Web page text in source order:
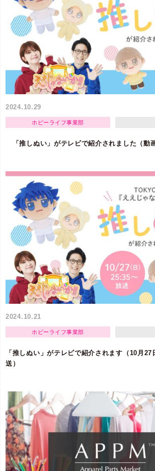
2024.10.29
ホビーライフ事業部
「推しぬい」がテレビで紹介されました（動
2024.10.21
ホビーライフ事業部
「推しぬい」がテレビで紹介されます（10月
送）